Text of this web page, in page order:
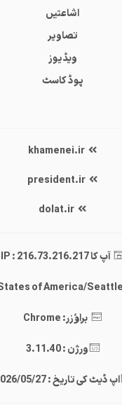
اشاعتیں
تصاویر
ویڈیوز
پوڈ کاسٹ
khamenei.ir
president.ir
dolat.ir
آپ کا IP : 216.73.216.217
براؤزر: Chrome
ورژن : 3.11.40
اپ ڈیٹ کی تاریخ : 2026/05/27